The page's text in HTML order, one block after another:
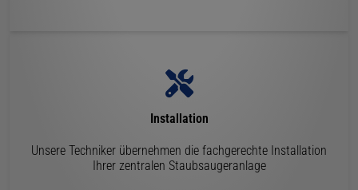
Installation
Unsere Techniker übernehmen die fachgerechte Installation
Ihrer zentralen Staubsaugeranlage